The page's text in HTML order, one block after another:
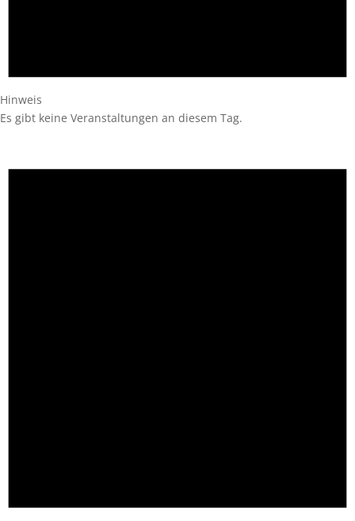
Hinweis
Es gibt keine Veranstaltungen an diesem Tag.